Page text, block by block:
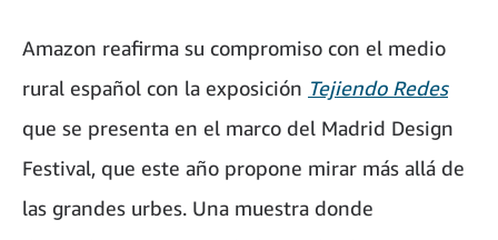
Amazon reafirma su compromiso con el medio
rural español con la exposición Tejiendo Redes
que se presenta en el marco del Madrid Design
Festival, que este año propone mirar más allá de
las grandes urbes. Una muestra donde